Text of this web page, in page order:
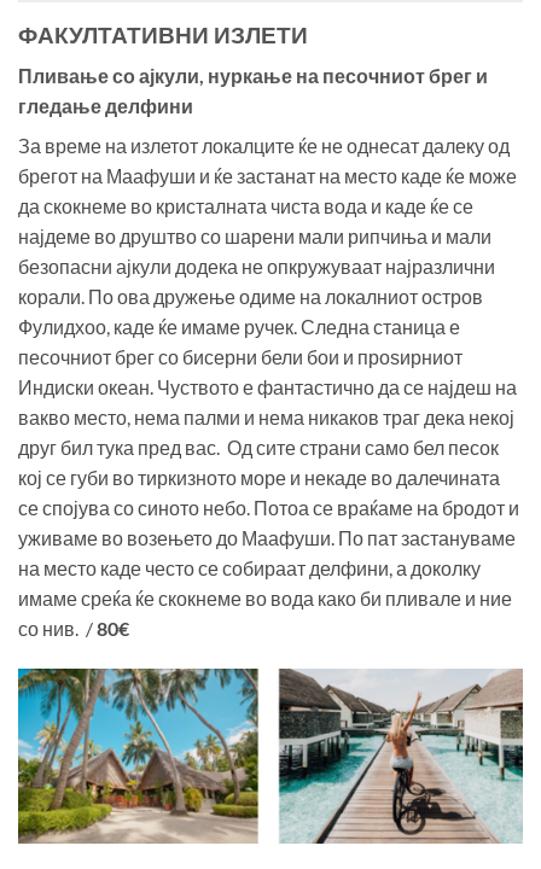
ФАКУЛТАТИВНИ ИЗЛЕТИ
Пливање со ајкули, нуркање на песочниот брег и
гледање делфини
За време на излетот локалците ќе не однесат далеку од
брегот на Маафуши и ќе застанат на место каде ќе може
да скокнеме во кристалната чиста вода и каде ќе се
најдеме во друштво со шарени мали рипчиња и мали
безопасни ајкули додека не опкружуваат најразлични
корали. По ова дружење одиме на локалниот остров
Фулидхоо, каде ќе имаме ручек. Следна станица е
песочниот брег со бисерни бели бои и проѕирниот
Индиски океан. Чуството е фантастично да се најдеш на
вакво место, нема палми и нема никаков траг дека некој
друг бил тука пред вас. Од сите страни само бел песок
кој се губи во тиркизното море и некаде во далечината
се спојува со синото небо. Потоа се враќаме на бродот и
уживаме во возењето до Маафуши. По пат застануваме
на место каде често се собираат делфини, а доколку
имаме среќа ќе скокнеме во вода како би пливале и ние
со нив. /80€